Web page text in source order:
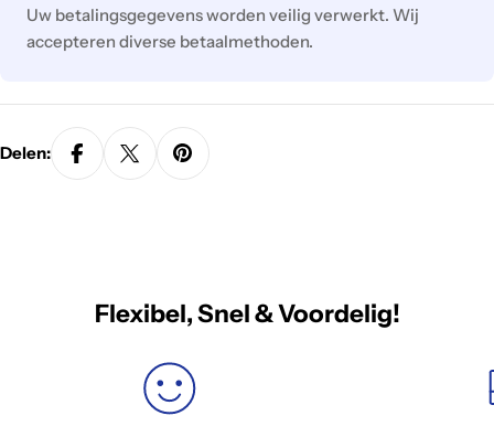
Uw betalingsgegevens worden veilig verwerkt. Wij
accepteren diverse betaalmethoden.
Delen:
Flexibel, Snel & Voordelig!